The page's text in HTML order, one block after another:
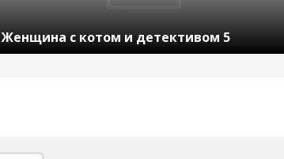
Женщина с котом и детективом 5